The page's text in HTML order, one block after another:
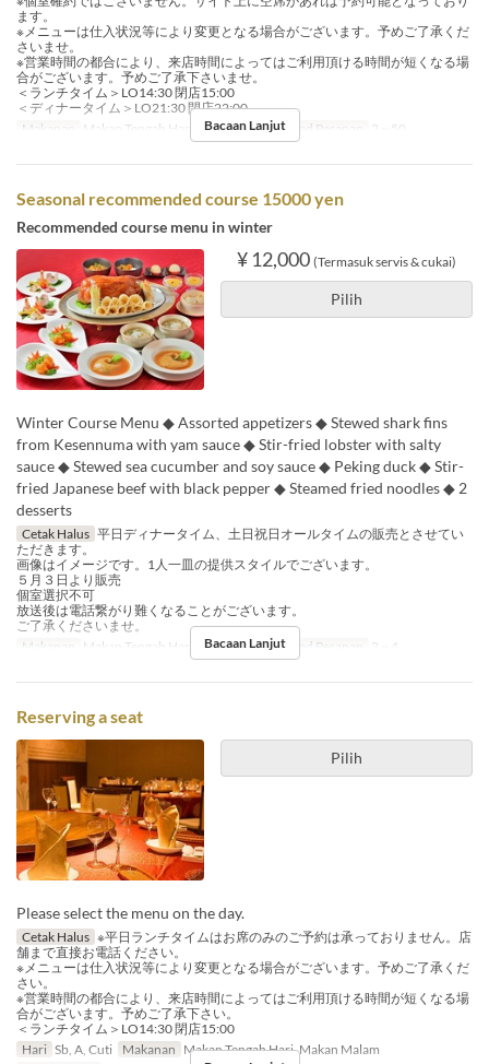
ます。
※メニューは仕入状況等により変更となる場合がございます。予めご了承くだ
さいませ。
※営業時間の都合により、来店時間によってはご利用頂ける時間が短くなる場
合がございます。予めご了承下さいませ。
＜ランチタイム＞LO14:30 閉店15:00
＜ディナータイム＞LO21:30 閉店22:00
Makanan
Makan Tengah Hari, Makan Malam Had Pesanan 2 ~ 50
Bacaan Lanjut
Seasonal recommended course 15000 yen
Recommended course menu in winter
¥ 12,000 (Termasuk servis & cukai)
Pilih
Winter Course Menu ◆ Assorted appetizers ◆ Stewed shark fins
from Kesennuma with yam sauce ◆ Stir-fried lobster with salty
sauce ◆ Stewed sea cucumber and soy sauce ◆ Peking duck ◆ Stir-
fried Japanese beef with black pepper ◆ Steamed fried noodles ◆ 2
desserts
Cetak Halus 平日ディナータイム、土日祝日オールタイムの販売とさせてい
ただきます。
画像はイメージです。1人一皿の提供スタイルでございます。
５月３日より販売
個室選択不可
放送後は電話繋がり難くなることがございます。
ご了承くださいませ。
Makanan
Makan Tengah Hari, Makan Malam Had Pesanan 2 ~ 4
Bacaan Lanjut
Reserving a seat
Pilih
Please select the menu on the day.
Cetak Halus ※平日ランチタイムはお席のみのご予約は承っておりません。店
舗まで直接お電話ください。
※メニューは仕入状況等により変更となる場合がございます。予めご了承くだ
さい。
※営業時間の都合により、来店時間によってはご利用頂ける時間が短くなる場
合がございます。予めご了承下さい。
＜ランチタイム＞LO14:30 閉店15:00
Hari Sb, A, Cuti Makanan Makan Tengah Hari, Makan Malam